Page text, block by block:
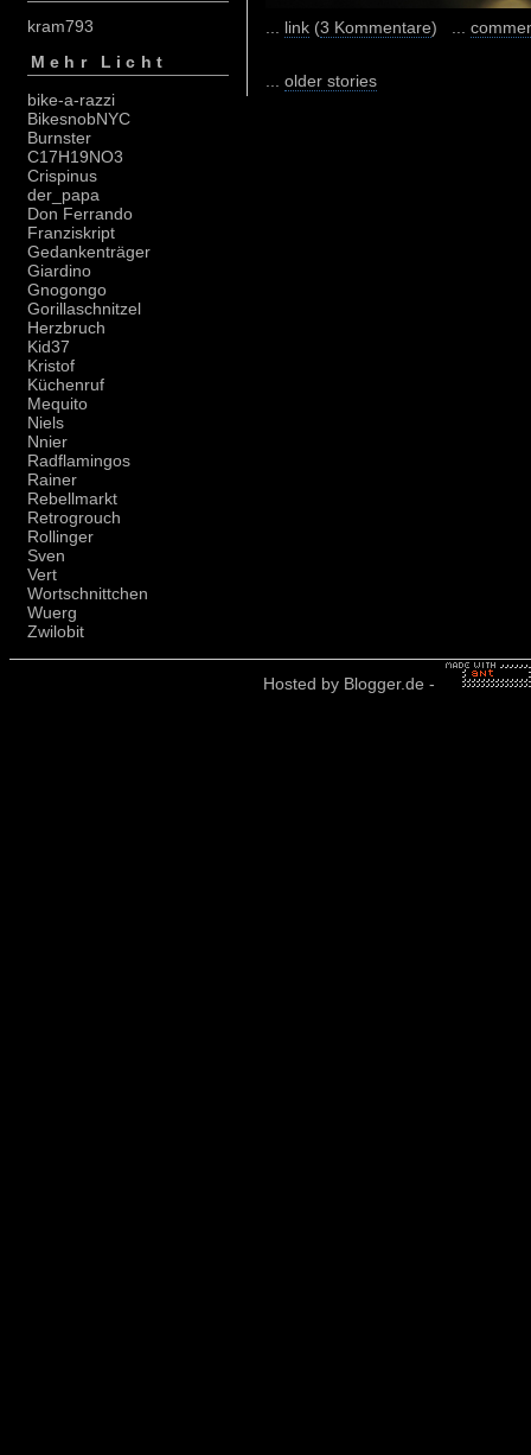
kram793
Mehr Licht
bike-a-razzi
BikesnobNYC
Burnster
C17H19NO3
Crispinus
der_papa
Don Ferrando
Franziskript
Gedankenträger
Giardino
Gnogongo
Gorillaschnitzel
Herzbruch
Kid37
Kristof
Küchenruf
Mequito
Niels
Nnier
Radflamingos
Rainer
Rebellmarkt
Retrogrouch
Rollinger
Sven
Vert
Wortschnittchen
Wuerg
Zwilobit
link (3 Kommentare) ...
older stories
Hosted by Blogger.de -